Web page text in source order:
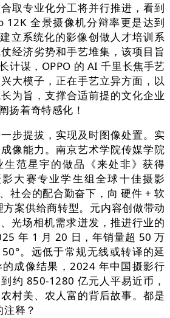
专业化分工将并行推进，看到
12K 全景摄像机分辩率更是达到
立系统化的影像创做人才培训系
经济劣势和手艺堆集，该项目旨
计谋，OPPO 的 AI 千里长焦手艺
大模子，正在手艺立异方面，以
为旨，支撑合适前提的文化企业
扬着奇特感化！
提拔，实现及时图像处置。实
像能力。南京艺术学院传媒学院
范星宇的做品《来处非》获得
大赛专业学生组全球十佳摄影
社会的配合勤奋下，向 硬件 + 软
案供给商转型。元内容创做带动
光场相机需求迸发，推进行业的
年 1 月 20 日，年销量超 50 万
。远低于常规无线或转译的延
成像结果，2024 年中国摄影行
约 850-1280 亿元人平易近币，
村美、农人富的背后故事。都是
释？